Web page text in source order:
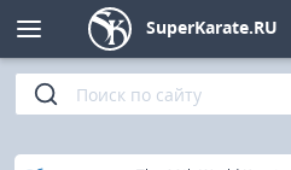
SuperKarate.RU
Киокушинкай
Кёкусин (IFK)
Фото
Видео
Интервью
Статьи
Уроки каратэ
Файлы